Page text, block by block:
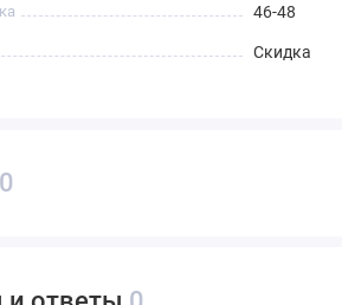
46-48
Скидка
0